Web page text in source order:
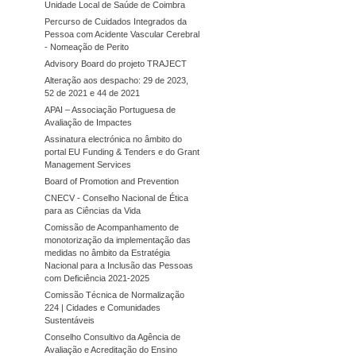
Unidade Local de Saúde de Coimbra
Percurso de Cuidados Integrados da
Pessoa com Acidente Vascular Cerebral
- Nomeação de Perito
Advisory Board do projeto TRAJECT
Alteração aos despacho: 29 de 2023,
52 de 2021 e 44 de 2021
APAI – Associação Portuguesa de
Avaliação de Impactes
Assinatura electrónica no âmbito do
portal EU Funding & Tenders e do Grant
Management Services
Board of Promotion and Prevention
CNECV - Conselho Nacional de Ética
para as Ciências da Vida
Comissão de Acompanhamento de
monotorização da implementação das
medidas no âmbito da Estratégia
Nacional para a Inclusão das Pessoas
com Deficiência 2021-2025
Comissão Técnica de Normalização
224 | Cidades e Comunidades
Sustentáveis
Conselho Consultivo da Agência de
Avaliação e Acreditação do Ensino